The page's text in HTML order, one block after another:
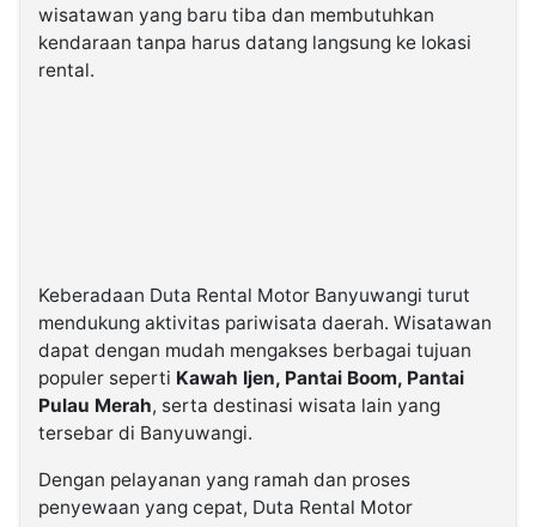
wisatawan yang baru tiba dan membutuhkan
kendaraan tanpa harus datang langsung ke lokasi
rental.
Keberadaan Duta Rental Motor Banyuwangi turut
mendukung aktivitas pariwisata daerah. Wisatawan
dapat dengan mudah mengakses berbagai tujuan
populer seperti Kawah Ijen, Pantai Boom, Pantai
Pulau Merah, serta destinasi wisata lain yang
tersebar di Banyuwangi.
Dengan pelayanan yang ramah dan proses
penyewaan yang cepat, Duta Rental Motor